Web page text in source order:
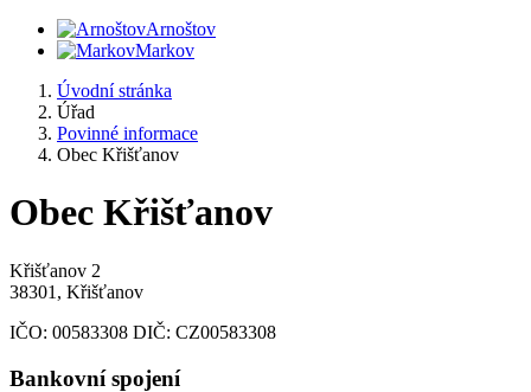
Arnoštov
Markov
Úvodní stránka
Úřad
Povinné informace
Obec Křišťanov
Obec Křišťanov
Křišťanov 2
38301, Křišťanov
IČO: 00583308 DIČ: CZ00583308
Bankovní spojení